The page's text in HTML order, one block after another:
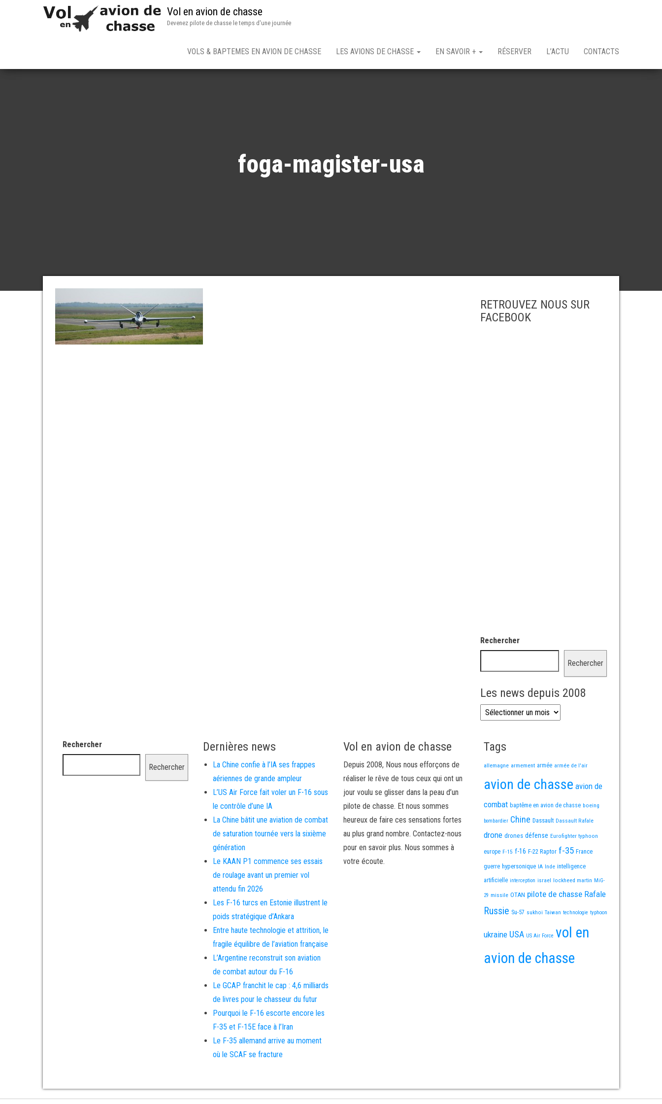
Vol en avion de chasse
Devenez pilote de chasse le temps d'une journée
VOLS & BAPTEMES EN AVION DE CHASSE LES AVIONS DE CHASSE EN SAVOIR + RÉSERVER L’ACTU CONTACTS
foga-magister-usa
RETROUVEZ NOUS SUR
FACEBOOK
Rechercher
Rechercher
Les news depuis 2008
Les news depuis 2008
Rechercher
Rechercher
Dernières news
La Chine confie à l’IA ses frappes
aériennes de grande ampleur
L’US Air Force fait voler un F-16 sous
le contrôle d’une IA
La Chine bâtit une aviation de combat
de saturation tournée vers la sixième
génération
Le KAAN P1 commence ses essais
de roulage avant un premier vol
attendu fin 2026
Les F-16 turcs en Estonie illustrent le
poids stratégique d’Ankara
Entre haute technologie et attrition, le
fragile équilibre de l’aviation française
L’Argentine reconstruit son aviation
de combat autour du F-16
Le GCAP franchit le cap : 4,6 milliards
de livres pour le chasseur du futur
Pourquoi le F-16 escorte encore les
F-35 et F-15E face à l’Iran
Le F-35 allemand arrive au moment
où le SCAF se fracture
Vol en avion de chasse
Depuis 2008, Nous nous efforçons de
réaliser le rêve de tous ceux qui ont un
jour voulu se glisser dans la peau d’un
pilote de chasse. Et nous sommes
heureux de faire ces sensations fortes
au plus grand nombre. Contactez-nous
pour en savoir plus. Nous sommes à
votre écoute.
Tags
allemagne armement armée armée de l'air
avion de chasse avion de
combat baptême en avion de chasse boeing
bombardier Chine Dassault Dassault Rafale
drone drones défense Eurofighter typhoon
europe F-15 f-16 F-22 Raptor f-35 France
guerre hypersonique IA Inde intelligence
artificielle interception israel lockheed martin MiG-
29 missile OTAN pilote de chasse Rafale
Russie Su-57 sukhoi Taiwan technologie typhoon
ukraine USA US Air Force vol en
avion de chasse